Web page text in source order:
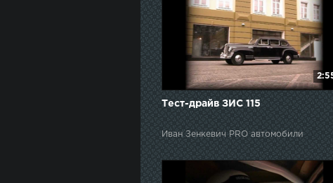
Тест-драйв ЗИС 115
Иван Зенкевич PRO автомобили